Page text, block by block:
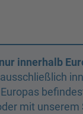
innerhalb
mit unserem